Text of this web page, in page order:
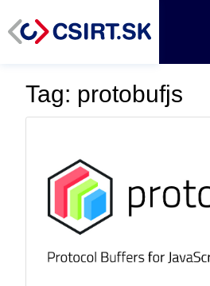
Tag: protobufjs